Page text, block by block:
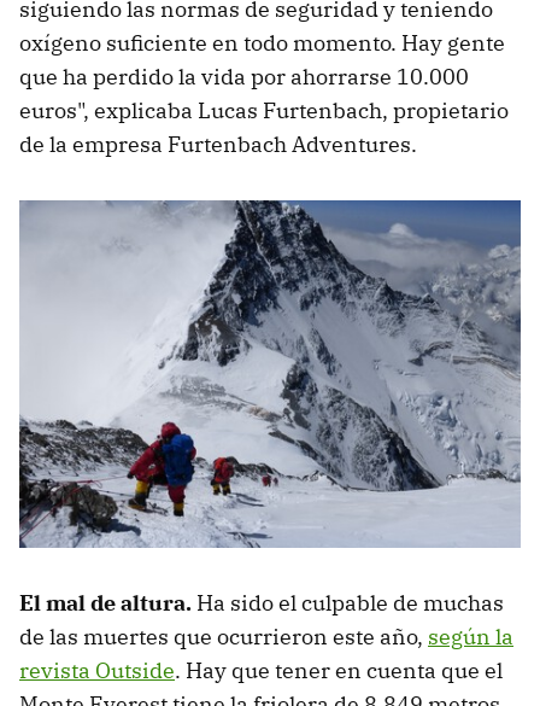
siguiendo las normas de seguridad y teniendo
oxígeno suficiente en todo momento. Hay gente
que ha perdido la vida por ahorrarse 10.000
euros", explicaba Lucas Furtenbach, propietario
de la empresa Furtenbach Adventures.
El mal de altura. Ha sido el culpable de muchas
de las muertes que ocurrieron este año, según la
revista Outside. Hay que tener en cuenta que el